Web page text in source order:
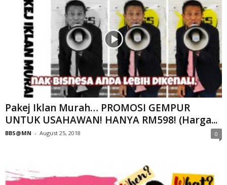
Pakej Iklan Murah… PROMOSI GEMPUR
UNTUK USAHAWAN! HANYA RM598! (Harga...
BBS@MN - August 25, 2018 0